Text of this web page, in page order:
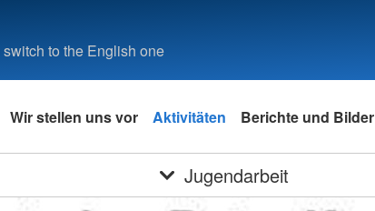
to the English one
Wir stellen uns vor Aktivitäten Berichte und Bilder
Jugendarbeit